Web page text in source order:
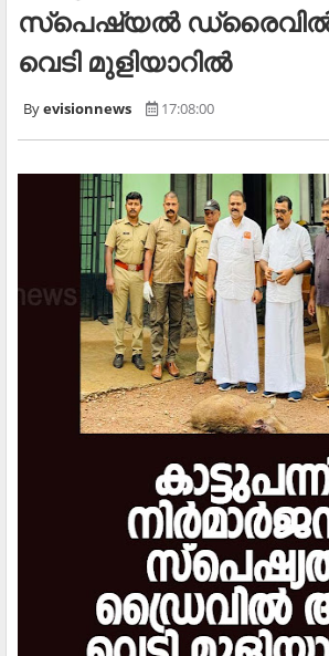
സ്‌പെഷ്യല്‍
വെടി മുളിയാറില്‍
evisionnews 17:08:00